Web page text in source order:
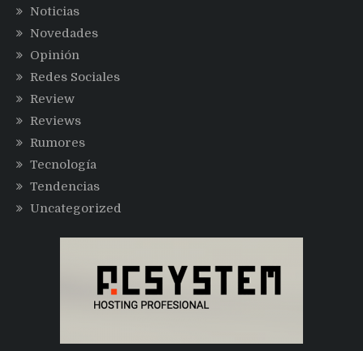
Noticias
Novedades
Opinión
Redes Sociales
Review
Reviews
Rumores
Tecnología
Tendencias
Uncategorized